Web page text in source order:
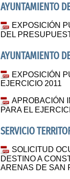
AYUNTAMIENTO
EXPOSICIÓN
DEL
AYUNTAMIENTO
EXPOSICIÓN
EJERCICIO 2011
APROBACIÓN
PARA EL
SERVICIO
SOLICITUD
DESTINO A
ARENAS DE SAN